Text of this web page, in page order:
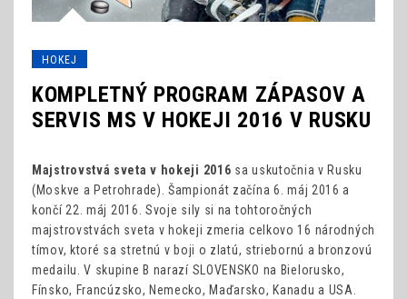
HOKEJ
KOMPLETNÝ PROGRAM ZÁPASOV A
SERVIS MS V HOKEJI 2016 V RUSKU
Majstrovstvá sveta v hokeji 2016 sa uskutočnia v Rusku
(Moskve a Petrohrade). Šampionát začína 6. máj 2016 a
končí 22. máj 2016. Svoje sily si na tohtoročných
majstrovstvách sveta v hokeji zmeria celkovo 16 národných
tímov, ktoré sa stretnú v boji o zlatú, striebornú a bronzovú
medailu. V skupine B narazí SLOVENSKO na Bielorusko,
Fínsko, Francúzsko, Nemecko, Maďarsko, Kanadu a USA.